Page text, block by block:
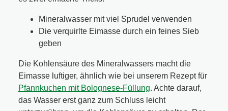
Mineralwasser mit viel Sprudel verwenden
Die verquirlte Eimasse durch ein feines Sieb
geben
Die Kohlensäure des Mineralwassers macht die
Eimasse luftiger, ähnlich wie bei unserem Rezept für
Pfannkuchen mit Bolognese-Füllung. Achte darauf,
das Wasser erst ganz zum Schluss leicht